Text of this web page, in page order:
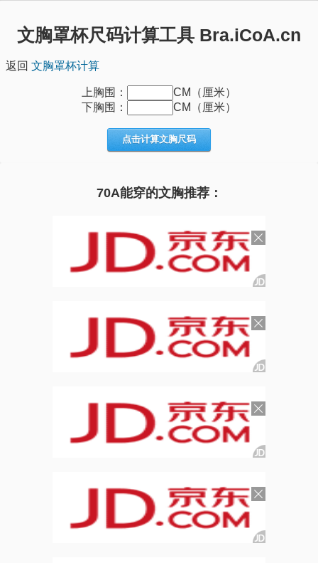
文胸罩杯尺码计算工具 Bra.iCoA.cn
返回 文胸罩杯计算
上胸围：
CM（厘米）
下胸围：
CM（厘米）
点击计算文胸尺码
70A能穿的文胸推荐：